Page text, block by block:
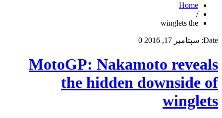
Home
/
winglets the
Date: سپتامبر 17, 2016 0
MotoGP: Nakamoto reveals
the hidden downside of
winglets